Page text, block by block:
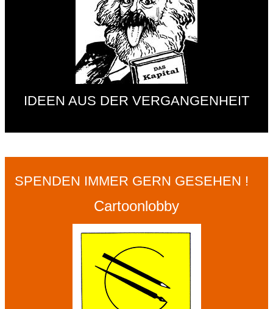
IDEEN AUS DER VERGANGENHEIT
SPENDEN IMMER GERN GESEHEN !
Cartoonlobby